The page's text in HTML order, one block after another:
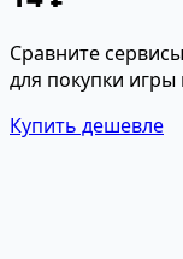
Сравните
для покупки
Купить дешевле